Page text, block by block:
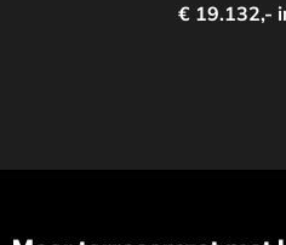
€ 19.132,-